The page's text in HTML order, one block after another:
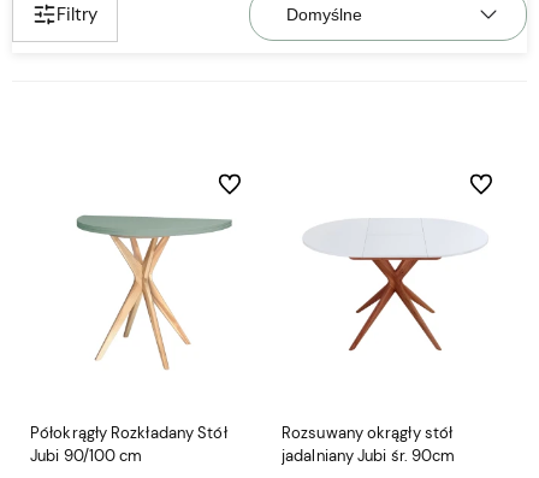
Filtry
Półokrągły Rozkładany Stół
Jubi 90/100 cm
Do ulubionych
Rozsuwany okrągły stół
jadalniany Jubi śr. 90cm
Do